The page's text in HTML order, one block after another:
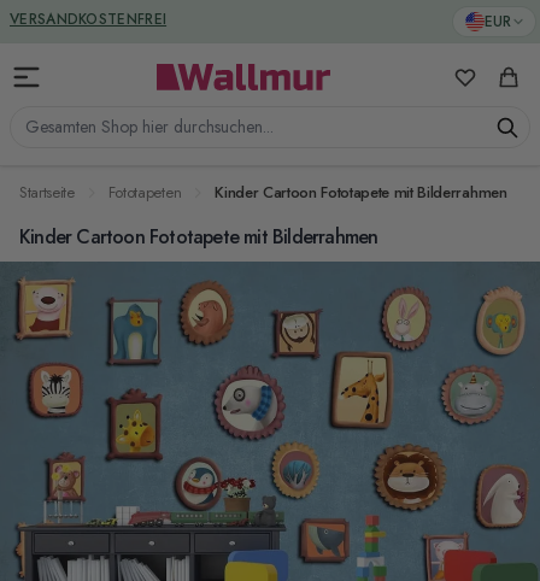
Zum Inhalt springen EUR
Gesamten Shop hier durchsuchen...
Meine
VERSANDKOSTENFREI
GREENGUARD ZERTIFIZIERT
Startseite Fototapeten Kinder Cartoon Fototapete mit Bilderrahmen
Kinder Cartoon Fototapete mit Bilderrahmen